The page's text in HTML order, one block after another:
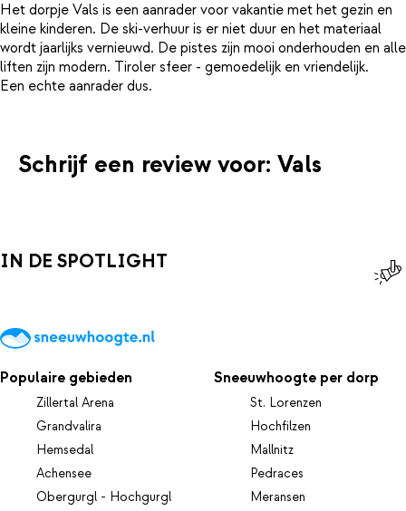
Het dorpje Vals is een aanrader voor vakantie met het gezin en
kleine kinderen. De ski-verhuur is er niet duur en het materiaal
wordt jaarlijks vernieuwd. De pistes zijn mooi onderhouden en alle
liften zijn modern. Tiroler sfeer - gemoedelijk en vriendelijk.
Schrijf een review voor: Vals
IN DE SPOTLIGHT
Populaire gebieden
Zillertal Arena
Grandvalira
Hemsedal
Achensee
Obergurgl - Hochgurgl
Sneeuwhoogte per dorp
St. Lorenzen
Hochfilzen
Mallnitz
Pedraces
Meransen